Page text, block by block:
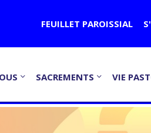
FEUILLET PAROISSIAL
SACREMENTS VIE